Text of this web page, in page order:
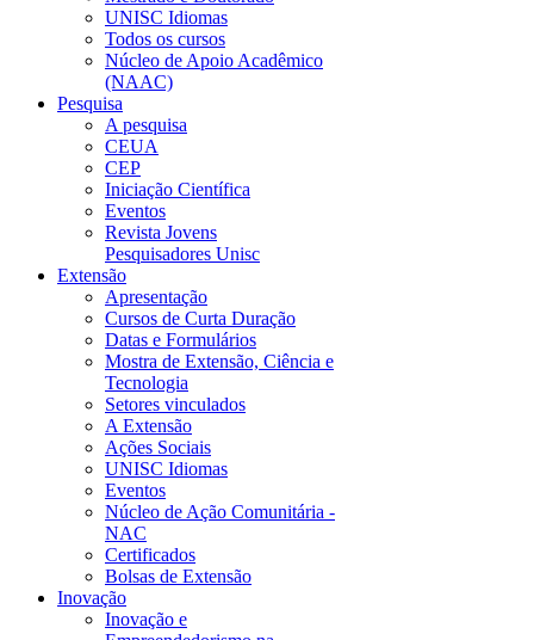
UNISC Idiomas
Todos os cursos
Núcleo de Apoio Acadêmico
(NAAC)
Pesquisa
A pesquisa
CEUA
CEP
Iniciação Científica
Eventos
Revista Jovens
Pesquisadores Unisc
Extensão
Apresentação
Cursos de Curta Duração
Datas e Formulários
Mostra de Extensão, Ciência e
Tecnologia
Setores vinculados
A Extensão
Ações Sociais
UNISC Idiomas
Eventos
Núcleo de Ação Comunitária -
NAC
Certificados
Bolsas de Extensão
Inovação
Inovação e